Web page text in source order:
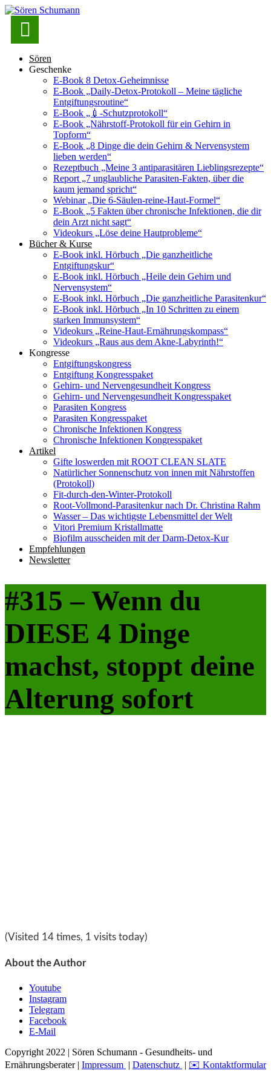

Sören
Geschenke
E-Book 8 Detox-Geheimnisse
E-Book „Daily-Detox-Protokoll – Meine tägliche
Entgiftungsroutine“
E-Book „💉-Schutzprotokoll“
E-Book „Nährstoff-Protokoll für ein Gehirn in
Topform“
E-Book „8 Dinge die dein Gehirn & Nervensystem
lieben werden“
Rezeptbuch „Meine 3 antiparasitären Lieblingsrezepte“
Report „7 unglaubliche Parasiten-Fakten, über die
kaum jemand spricht“
Webinar „Die 6-Säulen-reine-Haut-Formel“
E-Book „5 Fakten über chronische Infektionen, die dir
dein Arzt nicht sagt“
Videokurs „Löse deine Hautprobleme“
Bücher & Kurse
E-Book inkl. Hörbuch „Die ganzheitliche
Entgiftungskur“
E-Book inkl. Hörbuch „Heile dein Gehirn und
Nervensystem“
E-Book inkl. Hörbuch „Die ganzheitliche Parasitenkur“
E-Book inkl. Hörbuch „In 10 Schritten zu einem
starken Immunsystem“
Videokurs „Reine-Haut-Ernährungskompass“
Videokurs „Raus aus dem Akne-Labyrinth!“
Kongresse
Entgiftungskongress
Entgiftung Kongresspaket
Gehirn- und Nervengesundheit Kongress
Gehirn- und Nervengesundheit Kongresspaket
Parasiten Kongress
Parasiten Kongresspaket
Chronische Infektionen Kongress
Chronische Infektionen Kongresspaket
Artikel
Gifte loswerden mit ROOT CLEAN SLATE
Natürlicher Sonnenschutz von innen mit Nährstoffen
(Protokoll)
Fit-durch-den-Winter-Protokoll
Root-Vollmond-Parasitenkur nach Dr. Christina Rahm
Wasser – Das wichtigste Lebensmittel der Welt
Vitori Premium Kristallmatte
Biofilm ausscheiden mit der Darm-Detox-Kur
Empfehlungen
Newsletter
#315 – Wenn du
DIESE 4 Dinge
machst, stoppt deine
Alterung sofort
(Visited 14 times, 1 visits today)
About the Author
Youtube
Instagram
Telegram
Facebook
E-Mail
Copyright 2022 | Sören Schumann - Gesundheits- und
Ernährungsberater | Impressum | Datenschutz | ✉️ Kontaktformular